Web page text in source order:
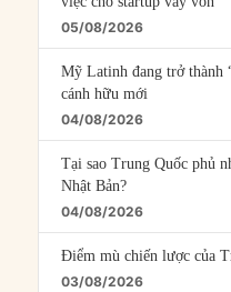
05/08/2026
Mỹ Latinh đang trở thành
cánh hữu mới
04/08/2026
Tại sao Trung Quốc phủ
Nhật Bản?
04/08/2026
Điểm mù chiến lược của
03/08/2026